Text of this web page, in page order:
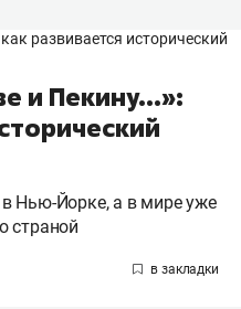
и Пекину…»:
Нью-Йорке, а в мире уже
страной